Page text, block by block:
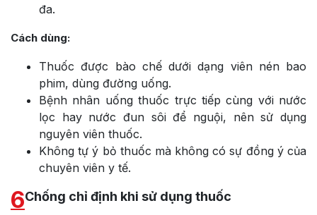
đa.
Cách dùng:
Thuốc được bào chế dưới dạng viên nén bao
phim, dùng đường uống.
Bệnh nhân uống thuốc trực tiếp cùng với nước
lọc hay nước đun sôi để nguội, nên sử dụng
nguyên viên thuốc.
Không tự ý bỏ thuốc mà không có sự đồng ý của
chuyên viên y tế.
6Chống chỉ định khi sử dụng thuốc